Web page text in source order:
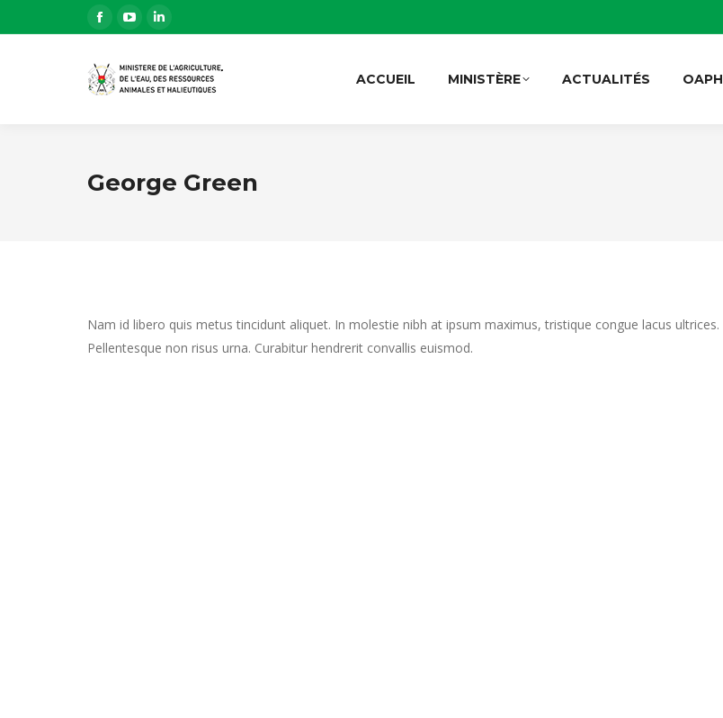
La
Facebook
nouvelle
YouTube
nouvelle
LinkedIn
nouvelle
ACCUEIL MINISTÈRE ACTUALITÉS OAPH
George Green
Nam id libero quis metus tincidunt aliquet. In molestie nibh at ipsum maximus, tristique congue lacus ultrices.
Pellentesque non risus urna. Curabitur hendrerit convallis euismod.